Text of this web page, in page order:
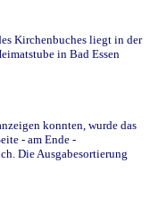
Kirchenbuches liegt in der
in Bad Essen
konnten, wurde das
- am Ende -
Die Ausgabesortierung